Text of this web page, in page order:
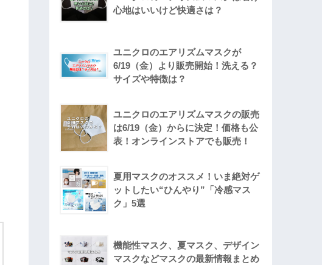
心地はいいけど快適さは？
ユニクロのエアリズムマスクが
6/19（金）より販売開始！洗える？
サイズや特徴は？
ユニクロのエアリズムマスクの販売
は6/19（金）からに決定！価格も公
表！オンラインストアでも販売！
夏用マスクのオススメ！いま絶対ゲ
ットしたい“ひんやり”「冷感マス
ク」5選
機能性マスク、夏マスク、デザイン
マスクなどマスクの最新情報まとめ